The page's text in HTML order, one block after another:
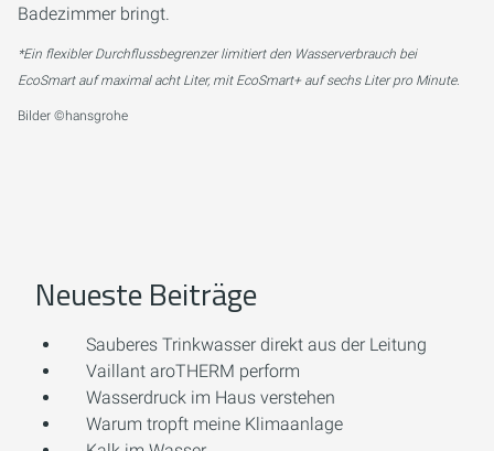
Badezimmer bringt.
*Ein flexibler Durchflussbegrenzer limitiert den Wasserverbrauch bei
EcoSmart auf maximal acht Liter, mit EcoSmart+ auf sechs Liter pro Minute.
Bilder ©hansgrohe
Neueste Beiträge
Sauberes Trinkwasser direkt aus der Leitung
Vaillant aroTHERM perform
Wasserdruck im Haus verstehen
Warum tropft meine Klimaanlage